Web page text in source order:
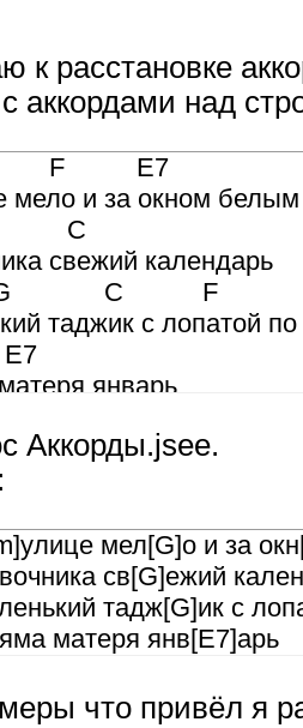
к расстановке
аккордами над
F E7
мело и за окном
C
свежий календарь
C F
таджик с лопатой
январь
Аккорды.jsee.
мел[G]о и за
св[G]ежий
тадж[G]ик с
матеря янв[E7]арь
что привёл я